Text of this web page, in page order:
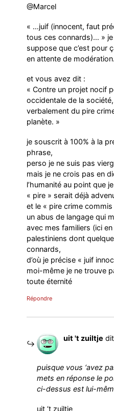
@Marcel
« …juif (innocent, faut
tous ces connards)… » je
suppose que c’est pour
en attente de
et vous avez dit :
« Contre un projet nocif
occidentale de la
verbalement du pire
planète. »
je souscrit à 100% à la
phrase,
perso je ne suis pas
mais je ne crois pas en
l’humanité au point que
« pire » serait déjà
et le « pire crime
un abus de langage qui
avec mes familiers (ici
palestiniens dont
connards,
d’où je précise « juif
moi-même je ne trouve
toute éternité
Répondre
uit 't zuiltje
puisque vous ‘avez
mets en réponse le
ci-dessus est lui-
uit ‘t zuiltje